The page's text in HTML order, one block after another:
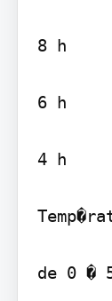
8 h
6 h
4 h
de 0 �